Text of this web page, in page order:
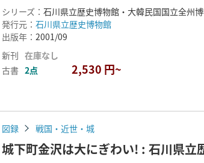
シリーズ： 石川県立歴史博物館・大韓民国国立全州
発行元： 石川県立歴史博物館
出版年： 2001/09
新刊 在庫なし
古書 2点 2,530 円~
図録 戦国・近世・城
城下町金沢は大にぎわい! : 石川県立